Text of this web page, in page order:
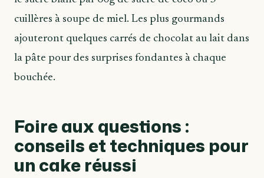
cuillères à soupe de miel. Les plus gourmands
ajouteront quelques carrés de chocolat au lait dans
la pâte pour des surprises fondantes à chaque
bouchée.
Foire aux questions :
conseils et techniques pour
un cake réussi